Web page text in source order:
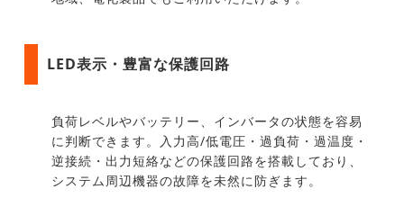
LED表示・豊富な保護回路
負荷レベルやバッテリー、インバータの状態を容易
に判断できます。入力高/低電圧・過負荷・過温度・
逆接続・出力短絡などの保護回路を搭載しており、
システム周辺機器の故障を未然に防ぎます。